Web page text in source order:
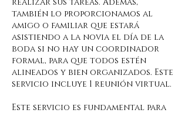
también lo proporcionamos al
amigo o familiar que estará
asistiendo a la novia el día de la
boda si no hay un coordinador
formal, para que todos estén
alineados y bien organizados. Este
servicio incluye 1 reunión virtual.
Este servicio es fundamental para